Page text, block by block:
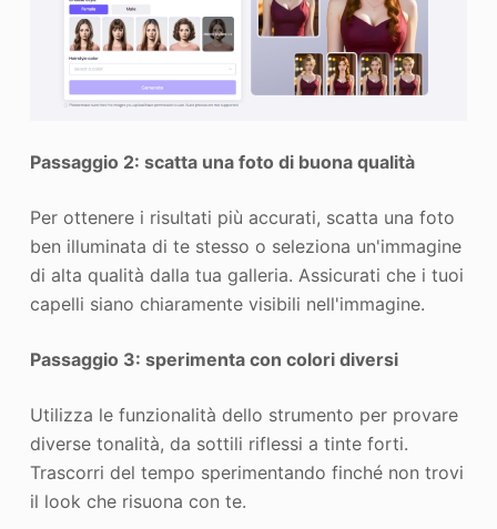
Passaggio 2: scatta una foto di buona qualità
Per ottenere i risultati più accurati, scatta una foto
ben illuminata di te stesso o seleziona un'immagine
di alta qualità dalla tua galleria. Assicurati che i tuoi
capelli siano chiaramente visibili nell'immagine.
Passaggio 3: sperimenta con colori diversi
Utilizza le funzionalità dello strumento per provare
diverse tonalità, da sottili riflessi a tinte forti.
Trascorri del tempo sperimentando finché non trovi
il look che risuona con te.